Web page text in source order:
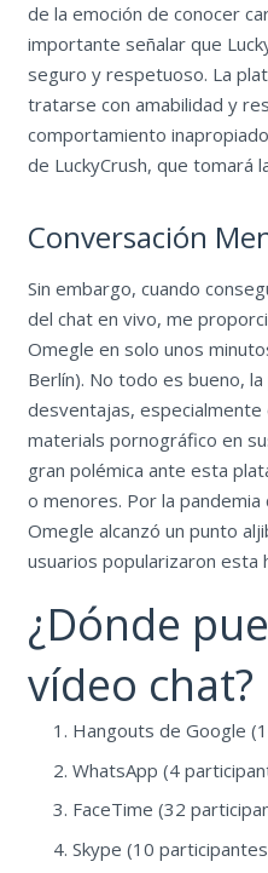
de la emoción de conocer
importante señalar que
seguro y respetuoso. La
tratarse con amabilidad y
comportamiento
de LuckyCrush, que tomará
Conversación
Sin embargo, cuando
del chat en vivo, me
Omegle en solo unos
Berlín). No todo es bueno,
desventajas, especialmente
materials pornográfico en
gran polémica ante esta
o menores. Por la
Omegle alcanzó un punto
usuarios popularizaron esta
¿Dónde
vídeo chat?
Hangouts de Google
WhatsApp (4
FaceTime (32
Skype (10